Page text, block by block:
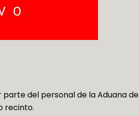
del personal de la Aduana de
recinto.